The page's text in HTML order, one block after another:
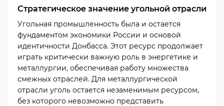
Стратегическое значение угольной отрасли
Угольная промышленность была и остается
фундаментом экономики России и основой
идентичности Донбасса. Этот ресурс продолжает
играть критически важную роль в энергетике и
металлургии, обеспечивая работу множества
смежных отраслей. Для металлургической
отрасли уголь остается незаменимым ресурсом,
без которого невозможно представить